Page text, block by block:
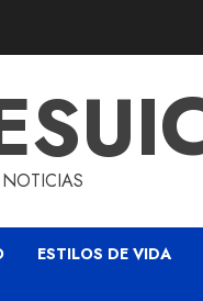
ESTILOS DE VIDA